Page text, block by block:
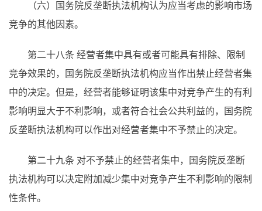
（六）国务院反垄断执法机构认为应当考虑的影响市场
竞争的其他因素。
第二十八条 经营者集中具有或者可能具有排除、限制
竞争效果的，国务院反垄断执法机构应当作出禁止经营者集
中的决定。但是，经营者能够证明该集中对竞争产生的有利
影响明显大于不利影响，或者符合社会公共利益的，国务院
反垄断执法机构可以作出对经营者集中不予禁止的决定。
第二十九条 对不予禁止的经营者集中，国务院反垄断
执法机构可以决定附加减少集中对竞争产生不利影响的限制
性条件。